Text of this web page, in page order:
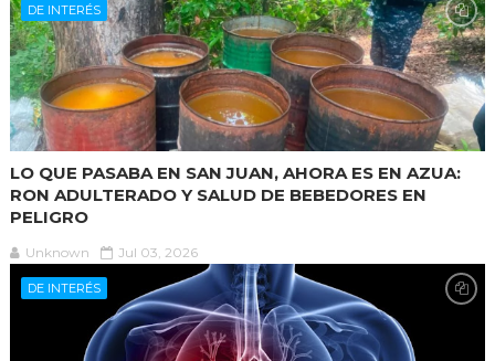
DE INTERÉS
LO QUE PASABA EN SAN JUAN, AHORA ES EN AZUA:
RON ADULTERADO Y SALUD DE BEBEDORES EN
PELIGRO
Unknown Jul 03, 2026
DE INTERÉS